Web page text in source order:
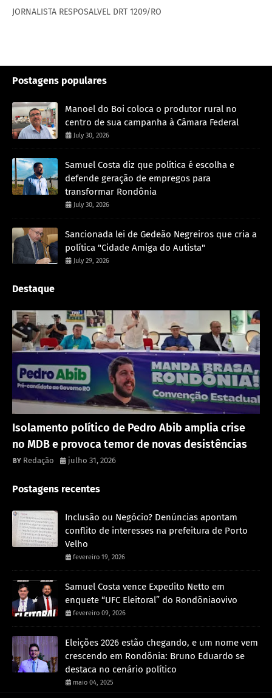
JORNALISTA RESPOSALVEL DRT 1209/RO
Postagens populares
Manoel do Boi coloca o produtor rural no
centro de sua campanha à Câmara Federal
July 30, 2026
Samuel Costa diz que política é escolha e
defende geração de empregos para
transformar Rondônia
July 30, 2026
Sancionada lei de Gedeão Negreiros que cria a
política "Cidade Amiga do Autista"
July 29, 2026
Destaque
Isolamento político de Pedro Abib amplia crise
no MDB e provoca temor de novas desistências
Redação julho 31, 2026
Postagens recentes
Inclusão ou Negócio? Denúncias apontam
conflito de interesses na prefeitura de Porto
Velho
fevereiro 19, 2026
Samuel Costa vence Expedito Netto em
enquete “UFC Eleitoral” do Rondôniaovivo
fevereiro 09, 2026
Eleições 2026 estão chegando, e um nome vem
crescendo em Rondônia: Bruno Eduardo se
destaca no cenário político
maio 04, 2025